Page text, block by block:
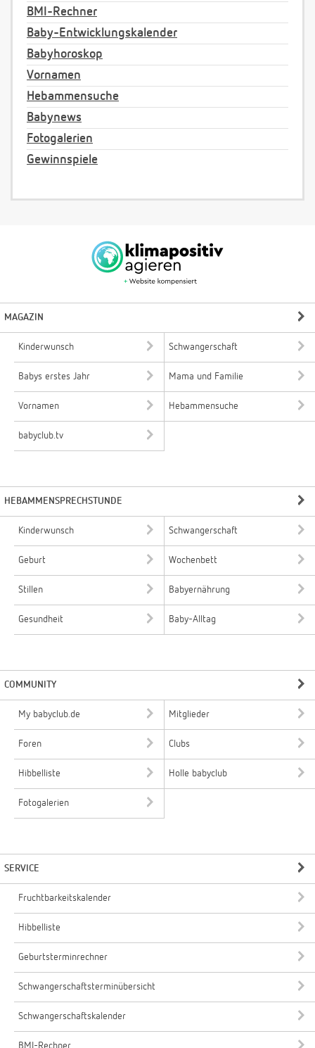
BMI-Rechner
Baby-Entwicklungskalender
Babyhoroskop
Vornamen
Hebammensuche
Babynews
Fotogalerien
Gewinnspiele
MAGAZIN
Kinderwunsch Schwangerschaft
Babys erstes Jahr Mama und Familie
Vornamen Hebammensuche
babyclub.tv
HEBAMMENSPRECHSTUNDE
Kinderwunsch Schwangerschaft
Geburt Wochenbett
Stillen Babyernährung
Gesundheit Baby-Alltag
COMMUNITY
My babyclub.de Mitglieder
Foren Clubs
Hibbelliste Holle babyclub
Fotogalerien
SERVICE
Fruchtbarkeitskalender
Hibbelliste
Geburtsterminrechner
Schwangerschaftsterminübersicht
Schwangerschaftskalender
BMI-Rechner